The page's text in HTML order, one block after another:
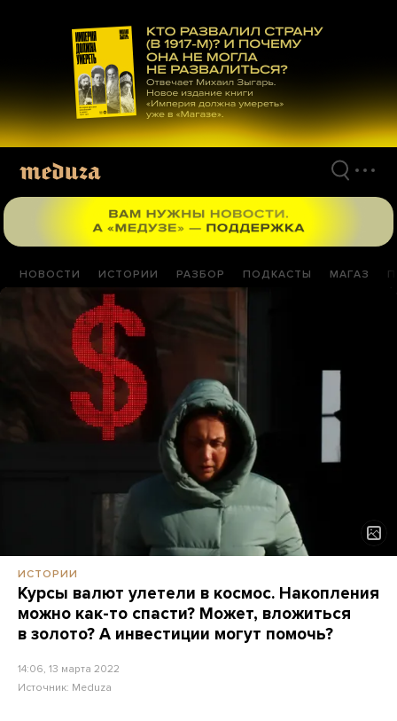
материалам
НОВОСТИ ИСТОРИИ РАЗБОР ПОДКАСТЫ МАГАЗ
ИСТОРИИ
Курсы валют улетели в космос. Накопления
можно как-то спасти? Может, вложиться
в золото? А инвестиции могут помочь?
14:06, 13 марта 2022
Источник: Meduza